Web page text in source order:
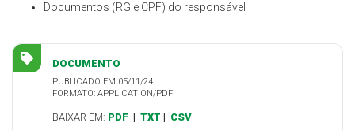
Documentos (RG e CPF) do responsável
DOCUMENTO
PUBLICADO EM 05/11/24
FORMATO: APPLICATION/PDF
BAIXAR EM: PDF | TXT | CSV